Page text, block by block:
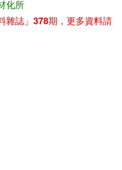
化所
誌」378期，更多資料請